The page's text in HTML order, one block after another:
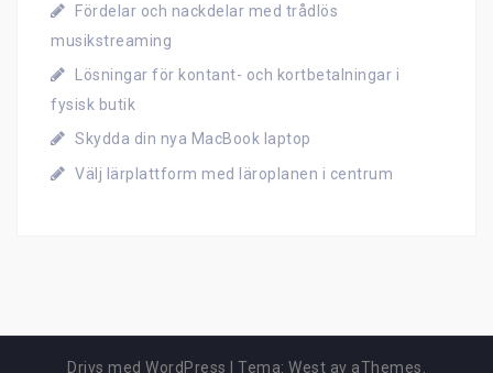
Fördelar och nackdelar med trådlös
musikstreaming
Lösningar för kontant- och kortbetalningar i
fysisk butik
Skydda din nya MacBook laptop
Välj lärplattform med läroplanen i centrum
Drivs med WordPress Tema: West av aThemes.